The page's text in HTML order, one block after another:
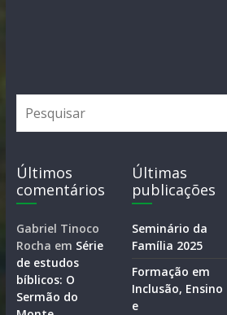
Últimos
comentários
Gabriel Tinoco
Rocha em Série
de estudos
bíblicos: O
Sermão do
Últimas
publicações
Seminário da
Família 2025
Formação em
Inclusão, Ensino
e